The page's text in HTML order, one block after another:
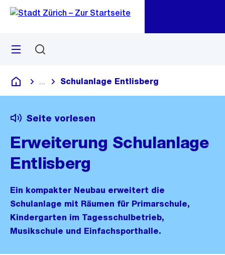
Navigation
Sprunglink
Menü
Deutsch
Blende alle Breadcrumbs ein
Schulanlage Entlisberg
Seite vorlesen
Erweiterung Schulanlage
Entlisberg
Ein kompakter Neubau erweitert die
Schulanlage mit Räumen für Primarschule,
Kindergarten im Tagesschulbetrieb,
Musikschule und Einfachsporthalle.